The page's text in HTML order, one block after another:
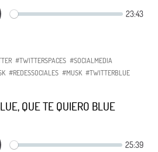
#TWITTERSPACES #SOCIALMEDIA
#REDESSOCIALES #MUSK #TWITTERBLUE
QUE TE QUIERO BLUE